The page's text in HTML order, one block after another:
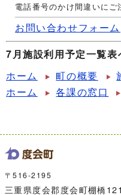
電話番号のかけ間違いにご
お問い合わせフォーム
7月施設利用予定一覧表
ホーム
町の概要
ホーム
各課の窓口
〒516-2195
三重県度会郡度会町棚橋